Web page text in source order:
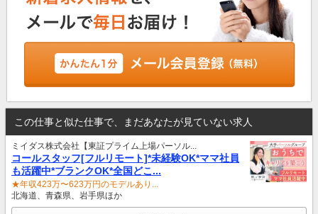
この仕事と似た仕事で、まだあなたが見ていない求人
ミイダス株式会社【東証プライム上場パーソル...
コールスタッフ[フルリモート]*未経験OK*ママ社員
も活躍中*ブランクOK*全国どこ...
★年収423万〜623万円のモデルあり...
北海道、青森県、岩手県ほか